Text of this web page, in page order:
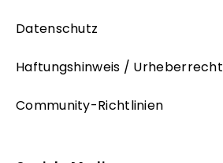
Datenschutz
Haftungshinweis / Urheberrecht
Community-Richtlinien